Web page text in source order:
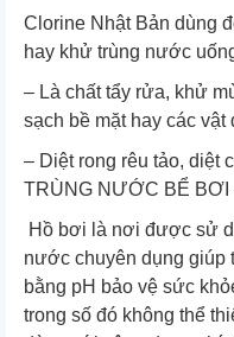
Clorine Nhật Bản dùng
hay khử trùng nước
– Là chất tẩy rửa, khử
sạch bề mặt hay các vật
– Diệt rong rêu tảo, diệt
TRÙNG NƯỚC BỂ BƠI
Hồ bơi là nơi được sử
nước chuyên dụng giúp
bằng pH bảo vệ sức
trong số đó không thể